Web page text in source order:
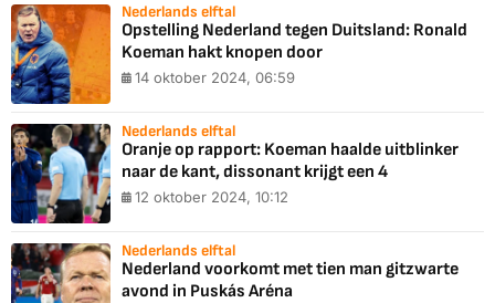
Nederlands elftal
Opstelling Nederland tegen Duitsland: Ronald
Koeman hakt knopen door
14 oktober 2024, 06:59
Nederlands elftal
Oranje op rapport: Koeman haalde uitblinker
naar de kant, dissonant krijgt een 4
12 oktober 2024, 10:12
Nederlands elftal
Nederland voorkomt met tien man gitzwarte
avond in Puskás Aréna